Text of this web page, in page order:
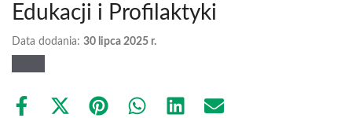
Edukacji i Profilaktyki
Data dodania: 30 lipca 2025 r.
Share
Share Share Share Share Share